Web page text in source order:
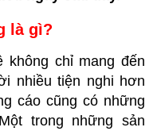
là gì?
không chỉ mang đến
nhiều tiện nghi hơn
cáo cũng có những
trong những sản